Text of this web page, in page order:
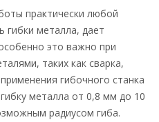
практически любой
гибки металла, дает
это важно при
таких как сварка,
гибочного станка
металла от 0,8 мм до 10
радиусом гиба.